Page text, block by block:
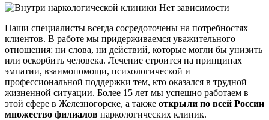
Наши специалисты всегда сосредоточены на потребностях
клиентов. В работе мы придерживаемся уважительного
отношения: ни слова, ни действий, которые могли бы унизить
или оскорбить человека. Лечение строится на принципах
эмпатии, взаимопомощи, психологической и
профессиональной поддержки тем, кто оказался в трудной
жизненной ситуации. Более 15 лет мы успешно работаем в
этой сфере в Железногорске, а также открыли по всей России
множество филиалов наркологических клиник.